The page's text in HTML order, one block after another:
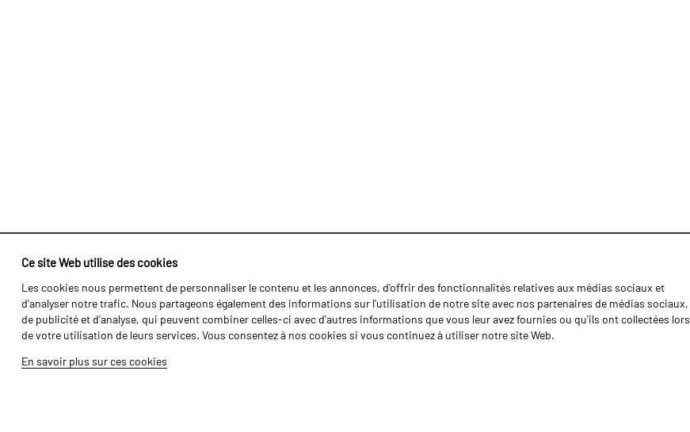
Ce site Web utilise des cookies
Les cookies nous permettent de personnaliser le contenu et les annonces, d'offrir des fonctionnalités relatives aux médias sociaux et
d'analyser notre trafic. Nous partageons également des informations sur l'utilisation de notre site avec nos partenaires de médias sociaux,
de publicité et d'analyse, qui peuvent combiner celles-ci avec d'autres informations que vous leur avez fournies ou qu'ils ont collectées lors
de votre utilisation de leurs services. Vous consentez à nos cookies si vous continuez à utiliser notre site Web.
En savoir plus sur ces cookies
Identité
Histoire
Usine / Production
Ressources Humaines
Agriculture
Transports
Gamme Forét
Nouvelles
Contactos
Cahiers de doléances